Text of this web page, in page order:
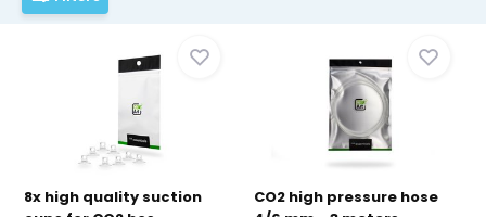
8x high quality suction
CO2 high pressure hose